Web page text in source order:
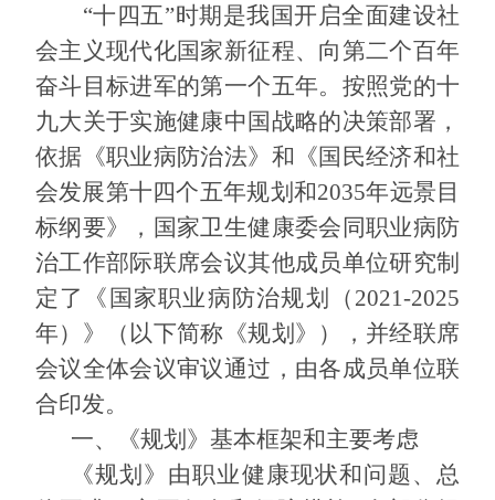
服务承诺
技术支持
联系我们
进入旧版
“十四五”时期是我国开启全面建设社
会主义现代化国家新征程、向第二个百年
奋斗目标进军的第一个五年。按照党的十
九大关于实施健康中国战略的决策部署，
依据《职业病防治法》和《国民经济和社
会发展第十四个五年规划和2035年远景目
标纲要》，国家卫生健康委会同职业病防
治工作部际联席会议其他成员单位研究制
定了《国家职业病防治规划（ 2021-2025
年）》（以下简称《规划》），并经联席
会议全体会议审议通过，由各成员单位联
合印发。
一、《规划》基本框架和主要考虑
《规划》由职业健康现状和问题、总